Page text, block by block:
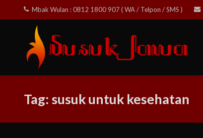
to
Mbak Wulan : 0812 1800 907 ( WA / Telpon / SMS )
Tag: susuk untuk kesehatan